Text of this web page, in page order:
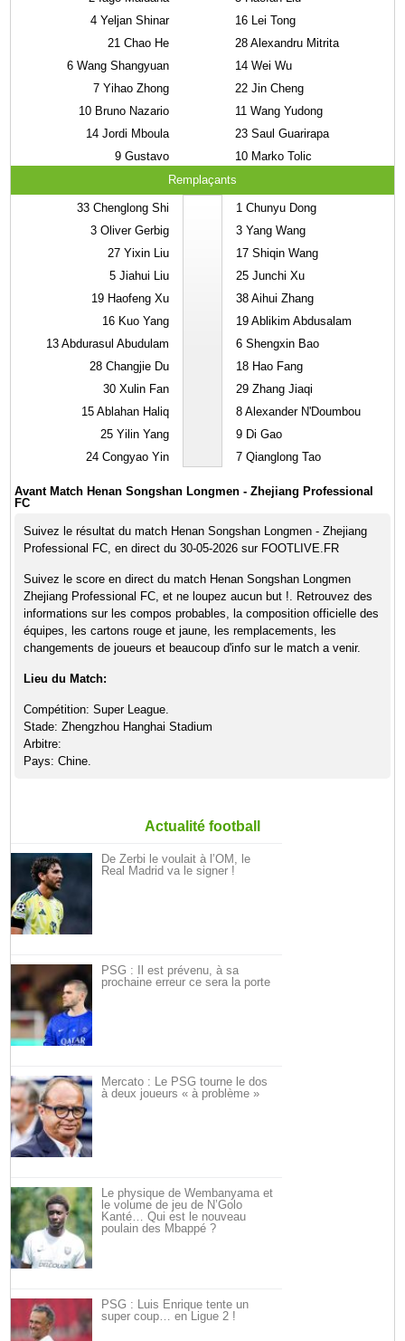
4 Yeljan Shinar
21 Chao He
6 Wang Shangyuan
7 Yihao Zhong
10 Bruno Nazario
14 Jordi Mboula
9 Gustavo
16 Lei Tong
28 Alexandru Mitrita
14 Wei Wu
22 Jin Cheng
11 Wang Yudong
23 Saul Guarirapa
10 Marko Tolic
Remplaçants
33 Chenglong Shi
3 Oliver Gerbig
27 Yixin Liu
5 Jiahui Liu
19 Haofeng Xu
16 Kuo Yang
13 Abdurasul Abudulam
28 Changjie Du
30 Xulin Fan
15 Ablahan Haliq
25 Yilin Yang
24 Congyao Yin
1 Chunyu Dong
3 Yang Wang
17 Shiqin Wang
25 Junchi Xu
38 Aihui Zhang
19 Ablikim Abdusalam
6 Shengxin Bao
18 Hao Fang
29 Zhang Jiaqi
8 Alexander N'Doumbou
9 Di Gao
7 Qianglong Tao
Avant Match Henan Songshan Longmen - Zhejiang Professional
FC
Suivez le résultat du match Henan Songshan Longmen - Zhejiang
Professional FC, en direct du 30-05-2026 sur FOOTLIVE.FR
Suivez le score en direct du match Henan Songshan Longmen
Zhejiang Professional FC, et ne loupez aucun but !. Retrouvez des
informations sur les compos probables, la composition officielle des
équipes, les cartons rouge et jaune, les remplacements, les
changements de joueurs et beaucoup d'info sur le match a venir.
Lieu du Match:
Compétition: Super League.
Stade: Zhengzhou Hanghai Stadium
Arbitre:
Pays: Chine.
Actualité football
De Zerbi le voulait à l’OM, le
Real Madrid va le signer !
PSG : Il est prévenu, à sa
prochaine erreur ce sera la porte
Mercato : Le PSG tourne le dos
à deux joueurs « à problème »
Le physique de Wembanyama et
le volume de jeu de N’Golo
Kanté… Qui est le nouveau
poulain des Mbappé ?
PSG : Luis Enrique tente un
super coup… en Ligue 2 !